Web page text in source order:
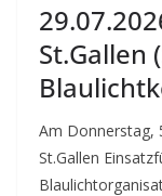
St.Gallen
Am Donnerstag,
St.Gallen